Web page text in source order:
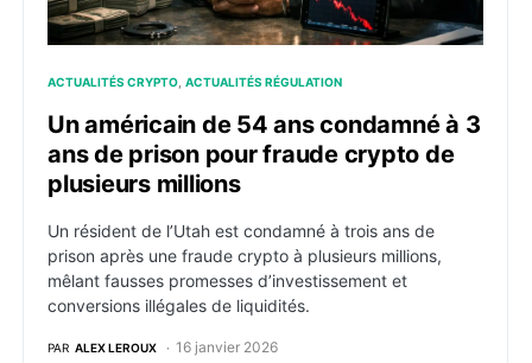
ACTUALITÉS CRYPTO ACTUALITÉS RÉGULATION
Un américain de 54 ans condamné à 3
ans de prison pour fraude crypto de
plusieurs millions
Un résident de l’Utah est condamné à trois ans de
prison après une fraude crypto à plusieurs millions,
mêlant fausses promesses d’investissement et
conversions illégales de liquidités.
PAR ALEX LEROUX 16 janvier 2026